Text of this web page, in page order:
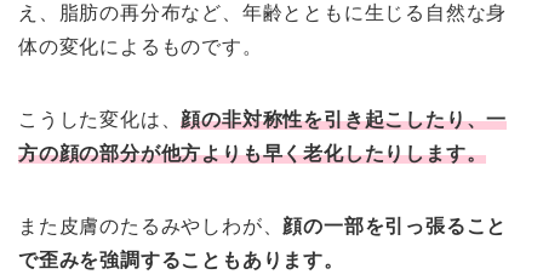
え、脂肪の再分布など、年齢とともに生じる自然な身
体の変化によるものです。
こうした変化は、顔の非対称性を引き起こしたり、一
方の顔の部分が他方よりも早く老化したりします。
また皮膚のたるみやしわが、 顔の一部を引っ張ること
で歪みを強調することもあります。